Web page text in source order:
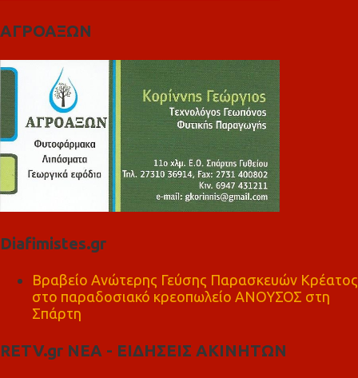
ΑΓΡΟΑΞΩΝ
Diafimistes.gr
Βραβείο Ανώτερης Γεύσης Παρασκευών Κρέατος
στο παραδοσιακό κρεοπωλείο ΑΝΟΥΣΟΣ στη
Σπάρτη
RETV.gr ΝΕΑ - ΕΙΔΗΣΕΙΣ ΑΚΙΝΗΤΩΝ